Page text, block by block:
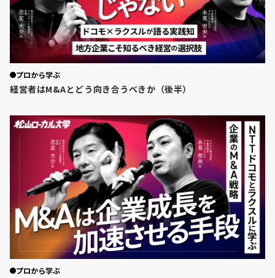
プロから学ぶ
経営者はM&Aとどう向き合うべきか（後半）
プロから学ぶ